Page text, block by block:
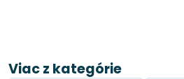
Viac z kategórie